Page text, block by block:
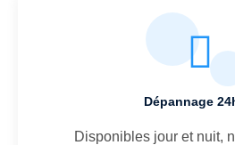
Dépannage
Disponibles jour et nuit,